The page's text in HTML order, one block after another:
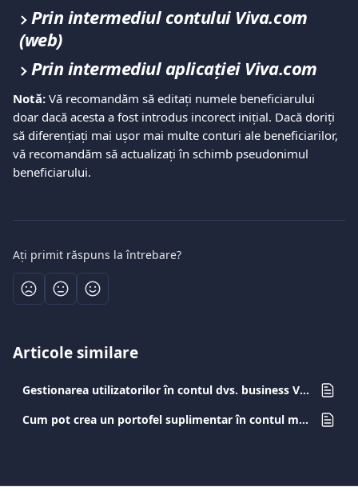
Prin intermediul contului Viva.com
(web)
Prin intermediul aplicației Viva.com
Notă: Vă recomandăm să editați numele beneficiarului
doar dacă acesta a fost introdus incorect inițial. Dacă doriți
să diferențiați mai ușor mai multe conturi ale beneficiarilor,
vă recomandăm să actualizați în schimb pseudonimul
beneficiarului.
Ați primit răspuns la întrebare?
Articole similare
Gestionarea utilizatorilor în contul dvs. business Viva.com
Cum pot crea un portofel suplimentar în contul meu Viva.com?